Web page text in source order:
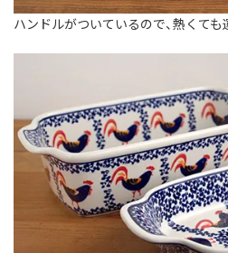
ハンドルがついているので、熱くても